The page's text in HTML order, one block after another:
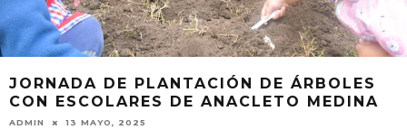
JORNADA DE PLANTACIÓN DE ÁRBOLES
CON ESCOLARES DE ANACLETO MEDINA
ADMIN 13 MAYO, 2025